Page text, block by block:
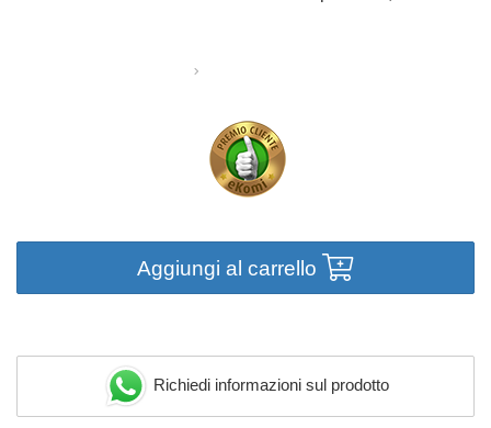
Aggiungi al carrello
Richiedi informazioni sul prodotto